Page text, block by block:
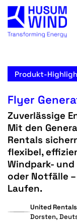
Produkt-
Flyer
Zuverlässige
Mit den
Rentals
flexibel,
Windpark-
oder Notfälle
Laufen.
United Rentals
Dorsten,